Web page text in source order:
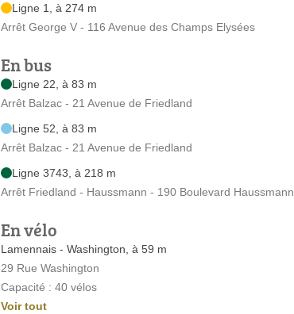
Ligne 1, à 274 m
Arrêt George V - 116 Avenue des Champs Elysées
En bus
Ligne 22, à 83 m
Arrêt Balzac - 21 Avenue de Friedland
Ligne 52, à 83 m
Arrêt Balzac - 21 Avenue de Friedland
Ligne 3743, à 218 m
Arrêt Friedland - Haussmann - 190 Boulevard Haussmann
En vélo
Lamennais - Washington, à 59 m
29 Rue Washington
Capacité : 40 vélos
Voir tout